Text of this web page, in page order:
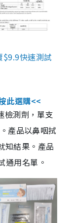
$9.9快速測試
此選購<<
檢測劑，單支
產品以鼻咽拭
知結果。產品
通用名單。